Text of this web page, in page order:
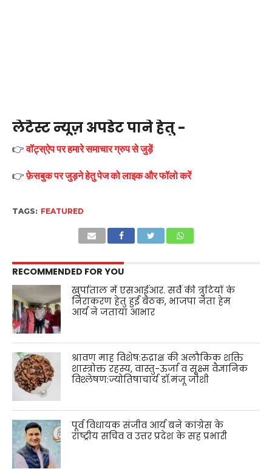
लेटैस्ट न्यूज़ अपडेट पाने हेतु -
👉वॉट्स्ऐप पर हमारे समाचार ग्रुप से जुड़ें
👉फ़ेसबुक पर जुड़ने हेतु पेज को लाइक और फॉलो करें
TAGS: FEATURED
RECOMMENDED FOR YOU
खुर्पाताल में एसआईआर. सर्वे की त्रुटियों के
निराकरण हेतु हुई बैठक, भाजपा नेता हेम
आर्य ने जताया आभार
श्रावण माह विशेष:रुद्राक्ष की अलौकिक शक्ति
शास्त्रोक्त रहस्य, वास्तु-ऊर्जा व सूक्ष्म वैज्ञानिक
विश्लेषण:ज्योतिषाचार्य डॉ.मंजू जोशी
पूर्व विधायक संजीव आर्य बने कांग्रेस के
राष्ट्रीय सचिव व उत्तर प्रदेश के सह प्रभारी